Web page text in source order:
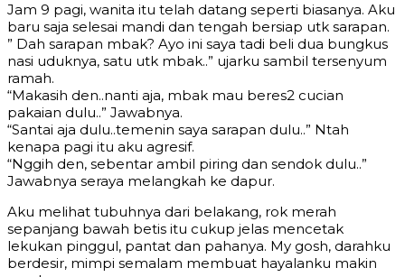
Jam 9 pagi, wanita itu telah datang seperti biasanya. Aku
baru saja selesai mandi dan tengah bersiap utk sarapan.
” Dah sarapan mbak? Ayo ini saya tadi beli dua bungkus
nasi uduknya, satu utk mbak..” ujarku sambil tersenyum
ramah.
“Makasih den..nanti aja, mbak mau beres2 cucian
pakaian dulu..” Jawabnya.
“Santai aja dulu..temenin saya sarapan dulu..” Ntah
kenapa pagi itu aku agresif.
“Nggih den, sebentar ambil piring dan sendok dulu..”
Jawabnya seraya melangkah ke dapur.
Aku melihat tubuhnya dari belakang, rok merah
sepanjang bawah betis itu cukup jelas mencetak
lekukan pinggul, pantat dan pahanya. My gosh, darahku
berdesir, mimpi semalam membuat hayalanku makin